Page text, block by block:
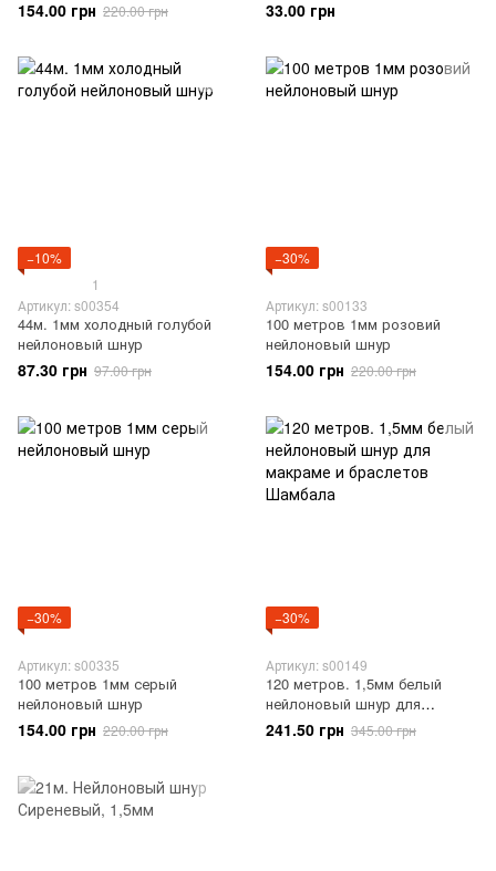
154.00 грн 220.00 грн 33.00 грн
−10%
1
Артикул: s00354
44м. 1мм холодный голубой
нейлоновый шнур
87.30 грн 97.00 грн
−30%
Артикул: s00133
100 метров 1мм розовий
нейлоновый шнур
154.00 грн 220.00 грн
−30%
Артикул: s00335
100 метров 1мм серый
нейлоновый шнур
154.00 грн 220.00 грн
−30%
Артикул: s00149
120 метров. 1,5мм белый
нейлоновый шнур для
макраме и браслетов
Шамбала
241.50 грн 345.00 грн